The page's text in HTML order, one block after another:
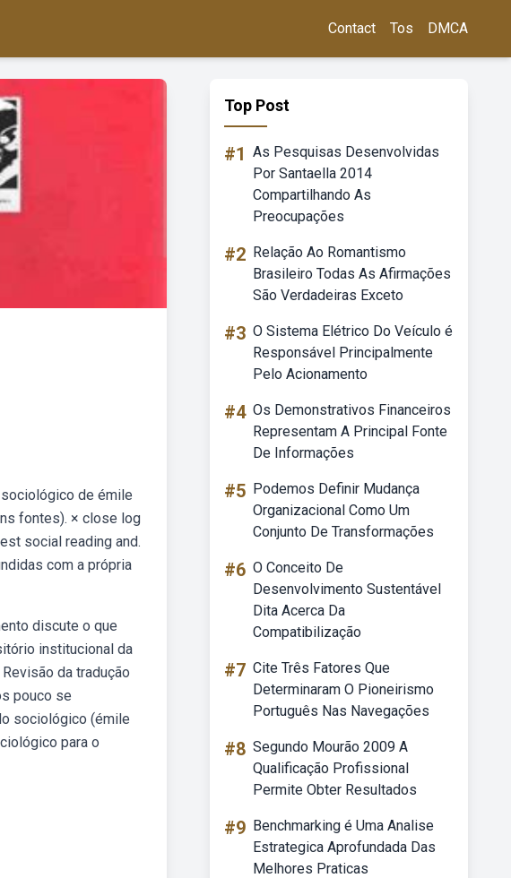
Contact Tos DMCA
de émile
fontes). × close log
social reading and.
com a própria
discute o que
institucional da
da tradução
pouco se
sociológico (émile
para o
Top Post
#1 As Pesquisas Desenvolvidas
Por Santaella 2014
Compartilhando As
Preocupações
#2 Relação Ao Romantismo
Brasileiro Todas As Afirmações
São Verdadeiras Exceto
#3 O Sistema Elétrico Do Veículo é
Responsável Principalmente
Pelo Acionamento
#4 Os Demonstrativos Financeiros
Representam A Principal Fonte
De Informações
#5 Podemos Definir Mudança
Organizacional Como Um
Conjunto De Transformações
#6 O Conceito De
Desenvolvimento Sustentável
Dita Acerca Da
Compatibilização
#7 Cite Três Fatores Que
Determinaram O Pioneirismo
Português Nas Navegações
#8 Segundo Mourão 2009 A
Qualificação Profissional
Permite Obter Resultados
#9 Benchmarking é Uma Analise
Estrategica Aprofundada Das
Melhores Praticas